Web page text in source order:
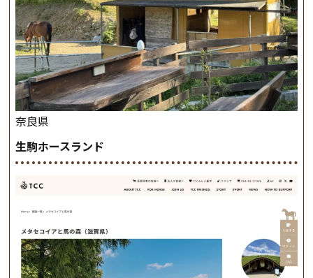
奈良県
生駒ホースランド